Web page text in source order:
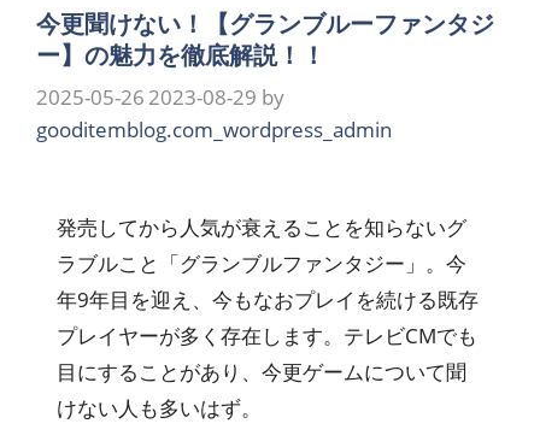
今更聞けない！【グランブルーファンタジ
ー】の魅力を徹底解説！！
2025-05-26 2023-08-29 by
gooditemblog.com_wordpress_admin
発売してから人気が衰えることを知らないグ
ラブルこと「グランブルファンタジー」。今
年9年目を迎え、今もなおプレイを続ける既存
プレイヤーが多く存在します。テレビCMでも
目にすることがあり、今更ゲームについて聞
けない人も多いはず。